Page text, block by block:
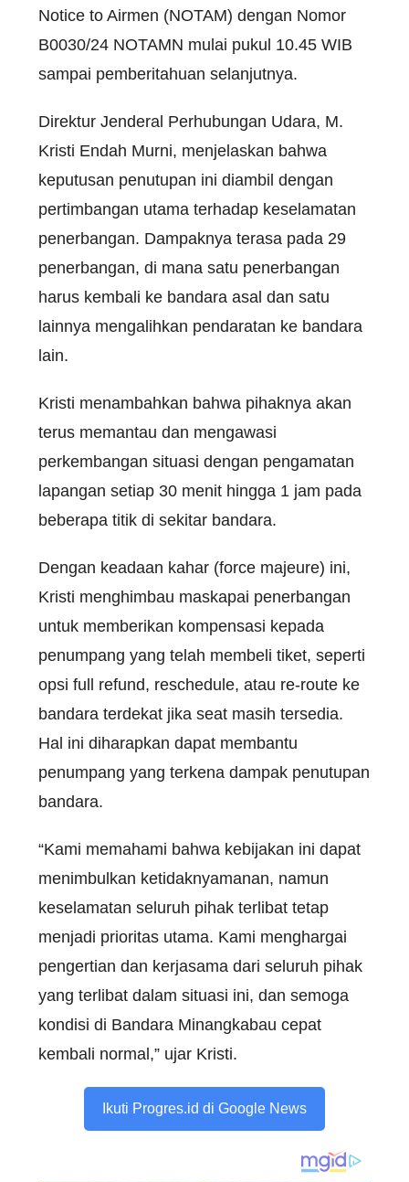
Notice to Airmen (NOTAM) dengan Nomor
B0030/24 NOTAMN mulai pukul 10.45 WIB
sampai pemberitahuan selanjutnya.
Direktur Jenderal Perhubungan Udara, M.
Kristi Endah Murni, menjelaskan bahwa
keputusan penutupan ini diambil dengan
pertimbangan utama terhadap keselamatan
penerbangan. Dampaknya terasa pada 29
penerbangan, di mana satu penerbangan
harus kembali ke bandara asal dan satu
lainnya mengalihkan pendaratan ke bandara
lain.
Kristi menambahkan bahwa pihaknya akan
terus memantau dan mengawasi
perkembangan situasi dengan pengamatan
lapangan setiap 30 menit hingga 1 jam pada
beberapa titik di sekitar bandara.
Dengan keadaan kahar (force majeure) ini,
Kristi menghimbau maskapai penerbangan
untuk memberikan kompensasi kepada
penumpang yang telah membeli tiket, seperti
opsi full refund, reschedule, atau re-route ke
bandara terdekat jika seat masih tersedia.
Hal ini diharapkan dapat membantu
penumpang yang terkena dampak penutupan
bandara.
“Kami memahami bahwa kebijakan ini dapat
menimbulkan ketidaknyamanan, namun
keselamatan seluruh pihak terlibat tetap
menjadi prioritas utama. Kami menghargai
pengertian dan kerjasama dari seluruh pihak
yang terlibat dalam situasi ini, dan semoga
kondisi di Bandara Minangkabau cepat
kembali normal,” ujar Kristi.
Ikuti Progres.id di Google News